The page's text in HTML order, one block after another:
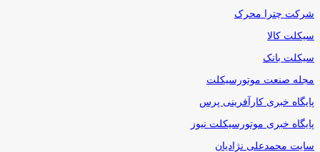
شرکت چترا محرک
سیکلت کالا
سیکلت بانک
مجله صنعت موتورسیکلت
پایگاه خبری کارآفرینی پرس
پایگاه خبری موتورسیکلت نیوز
سایت محمدعلی نژادیان